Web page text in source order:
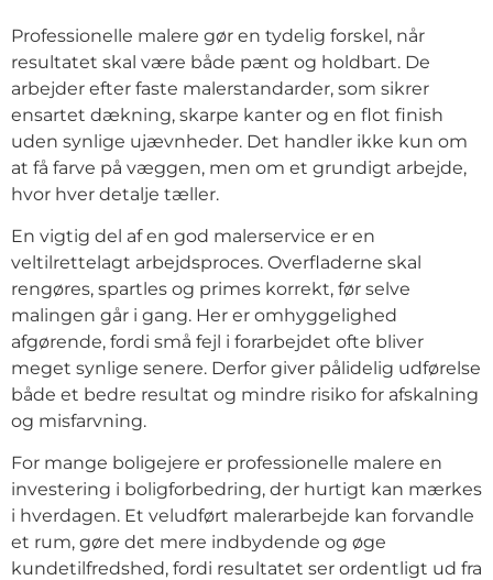
Professionelle malere gør en tydelig forskel, når
resultatet skal være både pænt og holdbart. De
arbejder efter faste malerstandarder, som sikrer
ensartet dækning, skarpe kanter og en flot finish
uden synlige ujævnheder. Det handler ikke kun om
at få farve på væggen, men om et grundigt arbejde,
hvor hver detalje tæller.
En vigtig del af en god malerservice er en
veltilrettelagt arbejdsproces. Overfladerne skal
rengøres, spartles og primes korrekt, før selve
malingen går i gang. Her er omhyggelighed
afgørende, fordi små fejl i forarbejdet ofte bliver
meget synlige senere. Derfor giver pålidelig udførelse
både et bedre resultat og mindre risiko for afskalning
og misfarvning.
For mange boligejere er professionelle malere en
investering i boligforbedring, der hurtigt kan mærkes
i hverdagen. Et veludført malerarbejde kan forvandle
et rum, gøre det mere indbydende og øge
kundetilfredshed, fordi resultatet ser ordentligt ud fra